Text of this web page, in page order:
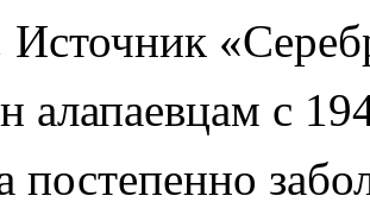
Источник
алапаевцам с
постепенно